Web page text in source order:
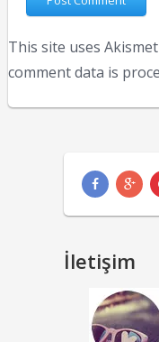
This site uses
comment data is
İletişim